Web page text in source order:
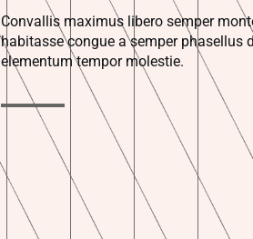
Convallis maximus libero semper
habitasse congue a semper phasellus
elementum tempor molestie.